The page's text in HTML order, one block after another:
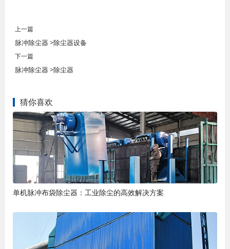
上一篇
脉冲除尘器 >除尘器设备
下一篇
脉冲除尘器 >除尘器
猜你喜欢
单机脉冲布袋除尘器：工业除尘的高效解决方案